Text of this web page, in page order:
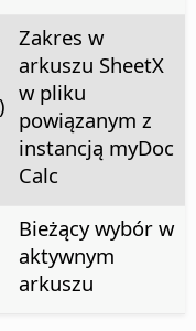
Zakres w
arkuszu SheetX
w pliku
powiązanym z
instancją myDoc
Calc
Bieżący wybór w
aktywnym
arkuszu